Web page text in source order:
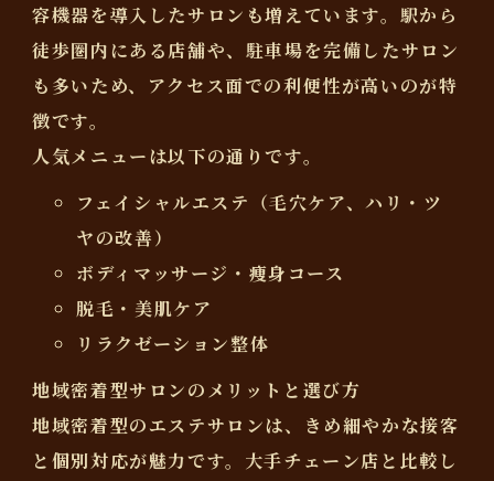
容機器を導入したサロンも増えています。駅から
徒歩圏内にある店舗や、駐車場を完備したサロン
も多いため、アクセス面での利便性が高いのが特
徴です。
人気メニューは以下の通りです。
フェイシャルエステ（毛穴ケア、ハリ・ツ
ヤの改善）
ボディマッサージ・痩身コース
脱毛・美肌ケア
リラクゼーション整体
地域密着型サロンのメリットと選び方
地域密着型のエステサロンは、きめ細やかな接客
と個別対応が魅力です。大手チェーン店と比較し